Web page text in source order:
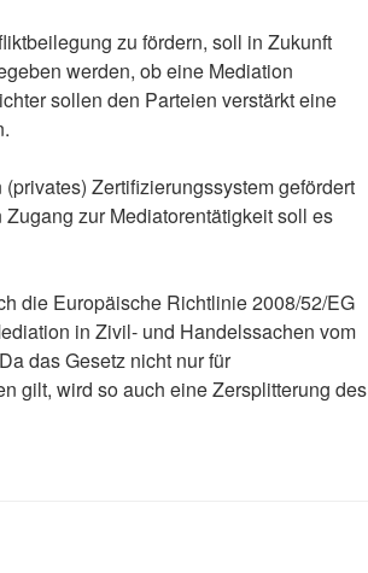
zu fördern, soll in Zukunft
werden, ob eine Mediation
sollen den Parteien verstärkt eine
Zertifizierungssystem gefördert
zur Mediatorentätigkeit soll es
die Europäische Richtlinie 2008/52/EG
in Zivil- und Handelssachen vom
das Gesetz nicht nur für
gilt, wird so auch eine Zersplitterung des